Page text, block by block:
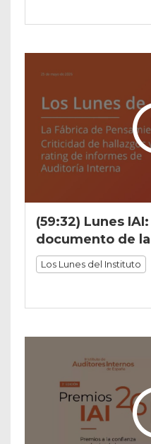
(59:32) Lunes
documento de
Los Lunes del Instituto